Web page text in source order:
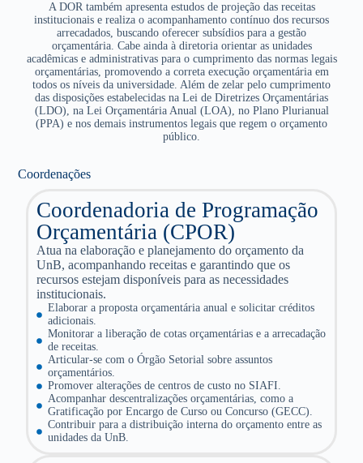
A DOR também apresenta estudos de projeção das receitas
institucionais e realiza o acompanhamento contínuo dos recursos
arrecadados, buscando oferecer subsídios para a gestão
orçamentária. Cabe ainda à diretoria orientar as unidades
acadêmicas e administrativas para o cumprimento das normas legais
orçamentárias, promovendo a correta execução orçamentária em
todos os níveis da universidade. Além de zelar pelo cumprimento
das disposições estabelecidas na Lei de Diretrizes Orçamentárias
(LDO), na Lei Orçamentária Anual (LOA), no Plano Plurianual
(PPA) e nos demais instrumentos legais que regem o orçamento
público.
Coordenações
Coordenadoria de Programação
Orçamentária (CPOR)
Atua na elaboração e planejamento do orçamento da
UnB, acompanhando receitas e garantindo que os
recursos estejam disponíveis para as necessidades
institucionais.
Elaborar a proposta orçamentária anual e solicitar créditos
adicionais.
Monitorar a liberação de cotas orçamentárias e a arrecadação
de receitas.
Articular-se com o Órgão Setorial sobre assuntos
orçamentários.
Promover alterações de centros de custo no SIAFI.
Acompanhar descentralizações orçamentárias, como a
Gratificação por Encargo de Curso ou Concurso (GECC).
Contribuir para a distribuição interna do orçamento entre as
unidades da UnB.